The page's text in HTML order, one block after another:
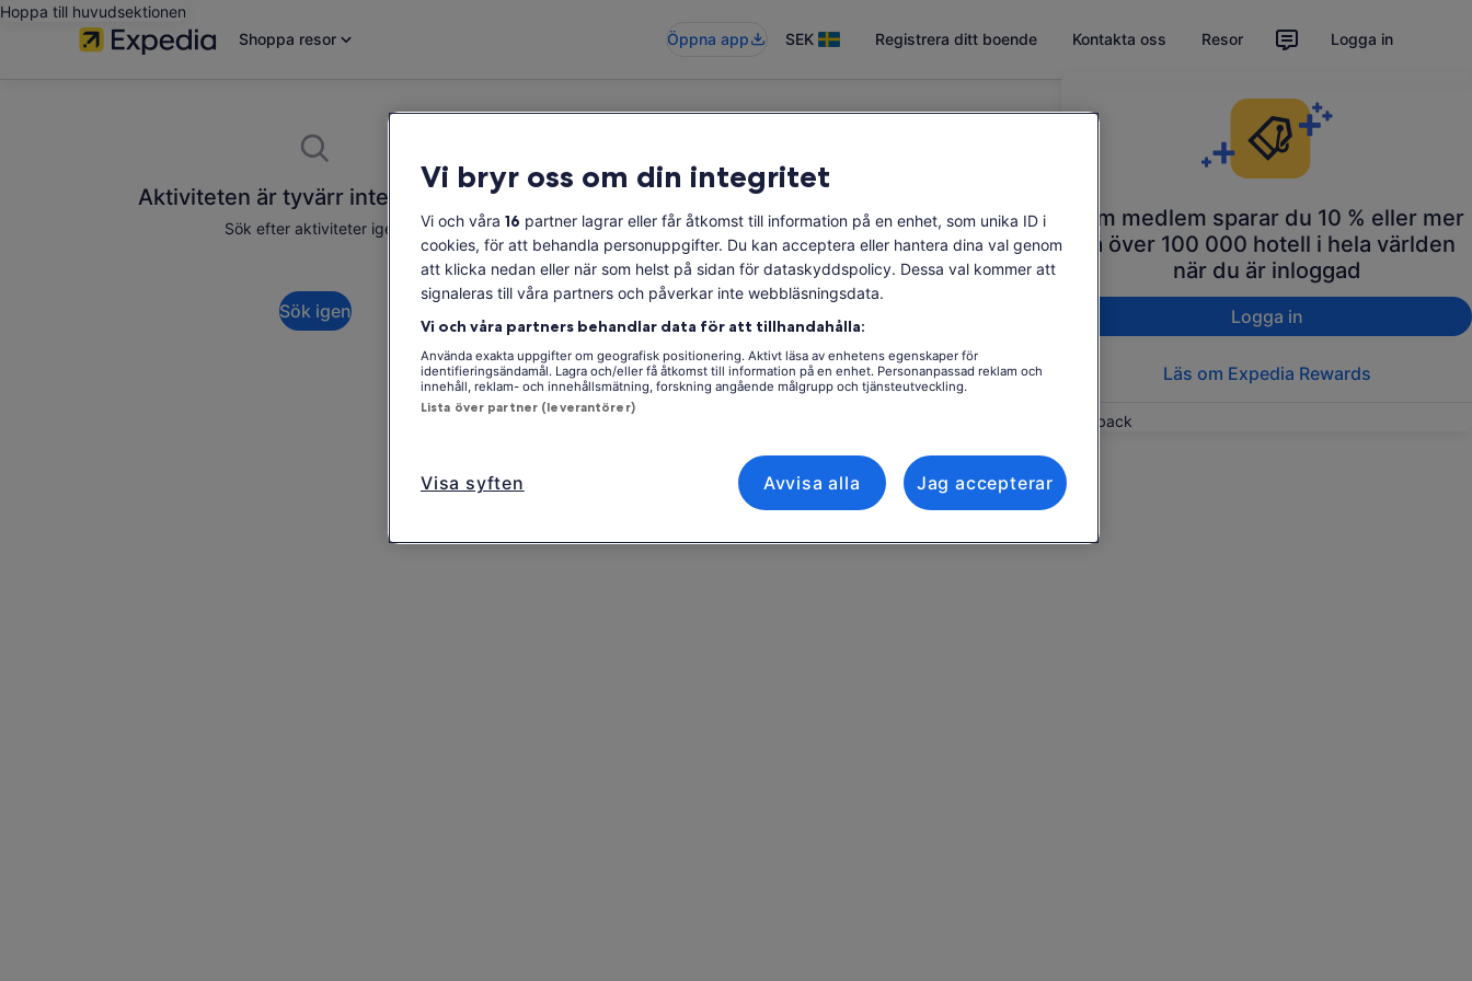
Hoppa till huvudsektionen
Shoppa resor
Öppna app SEK Registrera ditt boende Kontakta oss Resor Logga in
Som medlem sparar du 10 % eller mer
på över 100 000 hotell i hela världen
när du är inloggad
Logga in
Läs om Expedia Rewards
Feedback
Aktiviteten är tyvärr inte tillgänglig
Sök efter aktiviteter igen.
Sök igen
Vi bryr oss om din integritet
Vi och våra 16 partner lagrar eller får åtkomst till information på en enhet, som unika ID i
cookies, för att behandla personuppgifter. Du kan acceptera eller hantera dina val genom
att klicka nedan eller när som helst på sidan för dataskyddspolicy. Dessa val kommer att
signaleras till våra partners och påverkar inte webbläsningsdata.
Vi och våra partners behandlar data för att tillhandahålla:
Använda exakta uppgifter om geografisk positionering. Aktivt läsa av enhetens egenskaper för
identifieringsändamål. Lagra och/eller få åtkomst till information på en enhet. Personanpassad reklam och
innehåll, reklam- och innehållsmätning, forskning angående målgrupp och tjänsteutveckling.
Lista över partner (leverantörer)
Visa syften Avvisa alla Jag accepterar